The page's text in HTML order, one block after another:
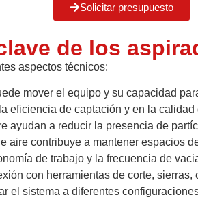
Solicitar presupuesto
de los
aspectos técnicos:
mover el equipo y su capacidad
eficiencia de captación y en la
ayudan a reducir la presencia de
aire contribuye a mantener espacios
de trabajo y la frecuencia de
con herramientas de corte,
el sistema a diferentes